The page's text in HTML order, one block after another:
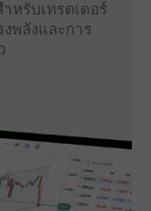
รับเทรดเดอร์
พลังและการ